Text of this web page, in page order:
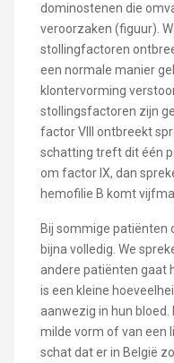
dominostenen die
veroorzaken (figuur).
stollingfactoren
een normale manier
klontervorming
stollingsfactoren zijn
factor VIII ontbreekt
schatting treft dit één
om factor IX, dan
hemofilie B komt
Bij sommige patiënten
bijna volledig. We
andere patiënten gaat
is een kleine
aanwezig in hun bloed.
milde vorm of van een
schat dat er in België